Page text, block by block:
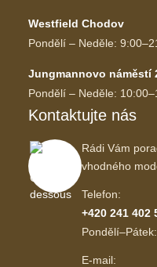
Westfield Chodov
Pondělí – Neděle:
Jungmannovo náměstí
Pondělí – Neděle:
Kontaktujte nás
Rádi Vám
vhodného
Telefon:
+420 241 402
E-mail: